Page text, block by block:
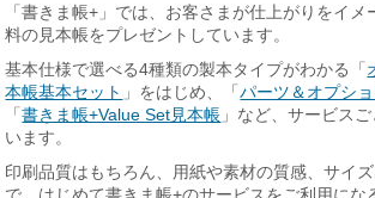
「書きま帳+」では、お客さまが仕上がりをイ
料の見本帳をプレゼントしています。
基本仕様で選べる4種類の製本タイプがわかる「
本帳基本セット 」をはじめ、「パーツ＆オプシ
「書きま帳+Value Set見本帳 」など、サービス
います。
印刷品質はもちろん、用紙や素材の質感、サイ